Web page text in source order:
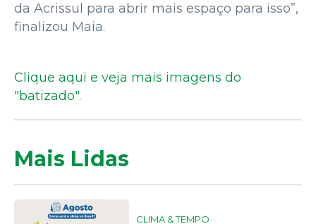
da Acrissul para abrir mais espaço para isso”,
finalizou Maia.
Clique aqui e veja mais imagens do
"batizado".
Mais Lidas
CLIMA & TEMPO